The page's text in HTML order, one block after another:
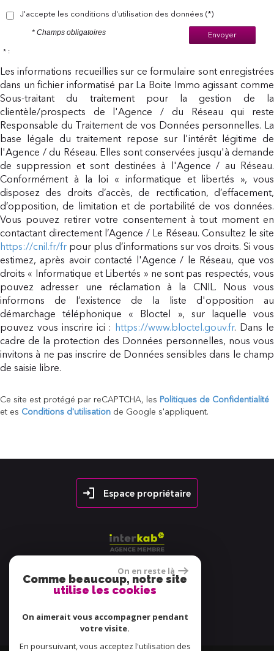
J'accepte les conditions d'utilisation des données (*)
Envoyer
* Champs obligatoires
* :
Les informations recueillies sur ce formulaire sont enregistrées
dans un fichier informatisé par La Boite Immo agissant comme
Sous-traitant du traitement pour la gestion de la
clientèle/prospects de l'Agence / du Réseau qui reste
Responsable du Traitement de vos Données personnelles. La
base légale du traitement repose sur l'intérêt légitime de
l'Agence / du Réseau. Elles sont conservées jusqu'à demande
de suppression et sont destinées à l'Agence / au Réseau.
Conformément à la loi « informatique et libertés », vous
disposez des droits d’accès, de rectification, d’effacement,
d’opposition, de limitation et de portabilité de vos données.
Vous pouvez retirer votre consentement à tout moment en
contactant directement l’Agence / Le Réseau. Consultez le site
https://cnil.fr/fr pour plus d’informations sur vos droits. Si vous
estimez, après avoir contacté l'Agence / le Réseau, que vos
droits « Informatique et Libertés » ne sont pas respectés, vous
pouvez adresser une réclamation à la CNIL. Nous vous
informons de l’existence de la liste d'opposition au
démarchage téléphonique « Bloctel », sur laquelle vous
pouvez vous inscrire ici :
https://www.bloctel.gouv.fr. Dans le
cadre de la protection des Données personnelles, nous vous
invitons à ne pas inscrire de Données sensibles dans le champ
de saisie libre.
Ce site est protégé par reCAPTCHA, les Politiques de Confidentialité
et es Conditions d'utilisation de Google s'appliquent.
Espace propriétaire
38 avis
On en reste là
Comme beaucoup, notre site
utilise les cookies
On aimerait vous accompagner pendant
votre visite.
En poursuivant, vous acceptez l'utilisation des